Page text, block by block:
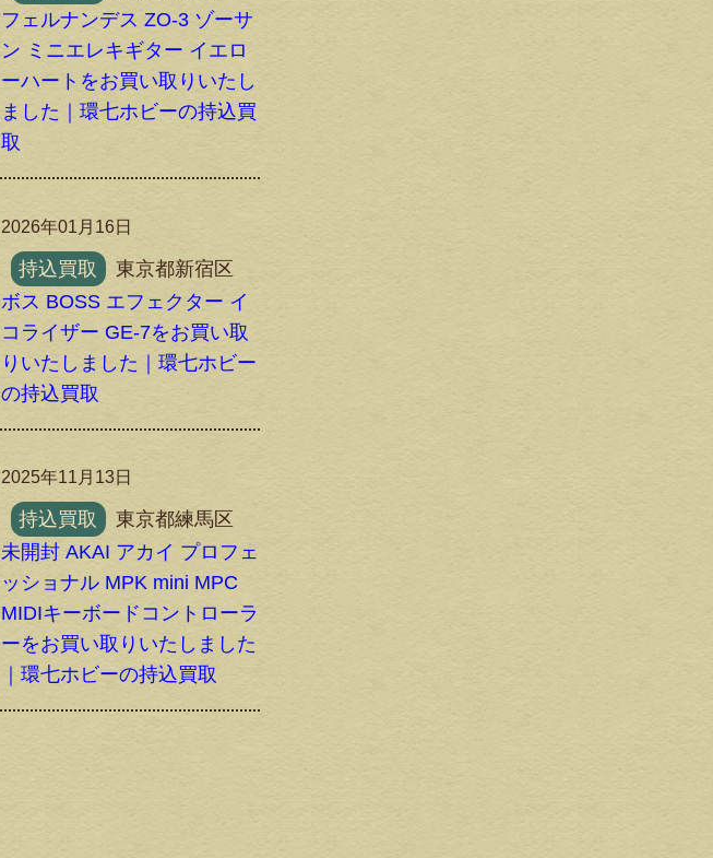
フェルナンデス ZO-3 ゾーサ
ン ミニエレキギター イエロ
ーハートをお買い取りいたし
ました｜環七ホビーの持込買
取
2026年01月16日
持込買取
東京都新宿区
ボス BOSS エフェクター イ
コライザー GE-7をお買い取
りいたしました｜環七ホビー
の持込買取
2025年11月13日
持込買取
東京都練馬区
未開封 AKAI アカイ プロフェ
ッショナル MPK mini MPC
MIDIキーボードコントローラ
ーをお買い取りいたしました
｜環七ホビーの持込買取